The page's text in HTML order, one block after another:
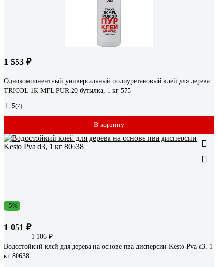
1 553 ₽
Однокомпонентный универсальный полиуретановый клей для дерева
TRICOL 1K MFL PUR.20 бутылка, 1 кг 575
5(7)
В корзину
-5%
1 051 ₽
1 106 ₽
Водостойкий клей для дерева на основе пва дисперсии Kesto Pva d3, 1
кг 80638